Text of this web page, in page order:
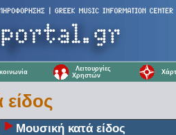
Λειτουργίες
Χρηστών
Μουσική κατά είδος